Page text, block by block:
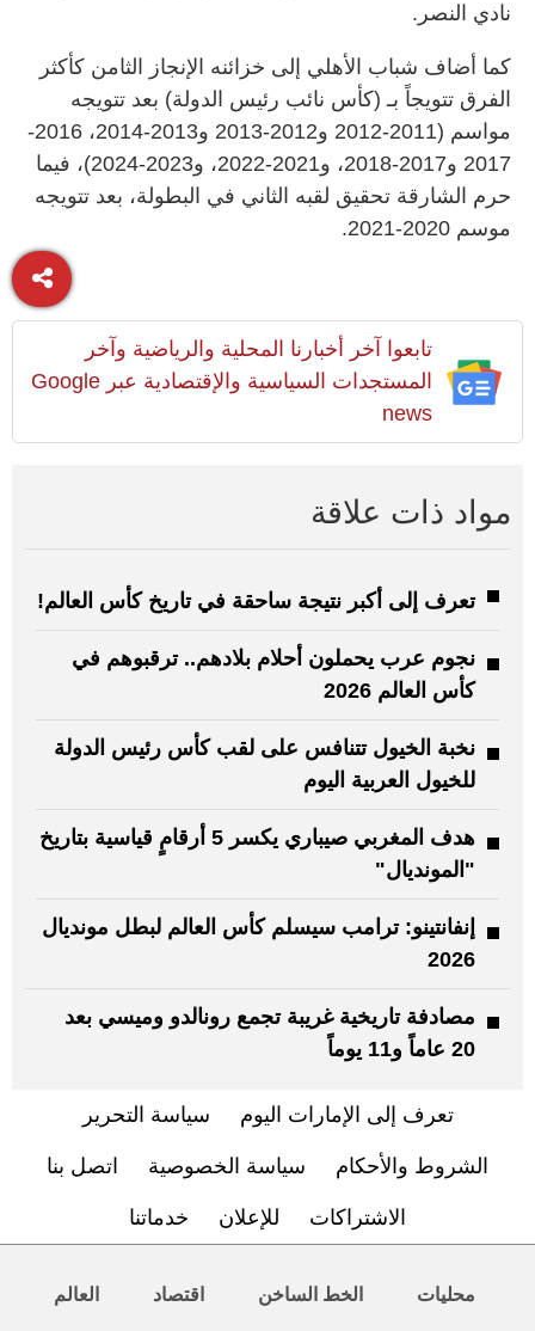
نادي النصر.
كما أضاف شباب الأهلي إلى خزائنه الإنجاز الثامن كأكثر
الفرق تتويجاً بـ (كأس نائب رئيس الدولة) بعد تتويجه
مواسم (2011-2012 و2012-2013 و2013-2014، 2016-
2017 و2017-2018، و2021-2022، و2023-2024)، فيما
حرم الشارقة تحقيق لقبه الثاني في البطولة، بعد تتويجه
موسم 2020-2021.
تابعوا آخر أخبارنا المحلية والرياضية وآخر
المستجدات السياسية والإقتصادية عبر Google
news
مواد ذات علاقة
تعرف إلى أكبر نتيجة ساحقة في تاريخ كأس العالم!
نجوم عرب يحملون أحلام بلادهم.. ترقبوهم في
كأس العالم 2026
نخبة الخيول تتنافس على لقب كأس رئيس الدولة
للخيول العربية اليوم
هدف المغربي صيباري يكسر 5 أرقامٍ قياسية بتاريخ
"المونديال"
إنفانتينو: ترامب سيسلم كأس العالم لبطل مونديال
2026
مصادفة تاريخية غريبة تجمع رونالدو وميسي بعد
20 عاماً و11 يوماً
تعرف إلى الإمارات اليوم سياسة التحرير
الشروط والأحكام سياسة الخصوصية اتصل بنا
الاشتراكات للإعلان خدماتنا
محليات الخط الساخن اقتصاد العالم